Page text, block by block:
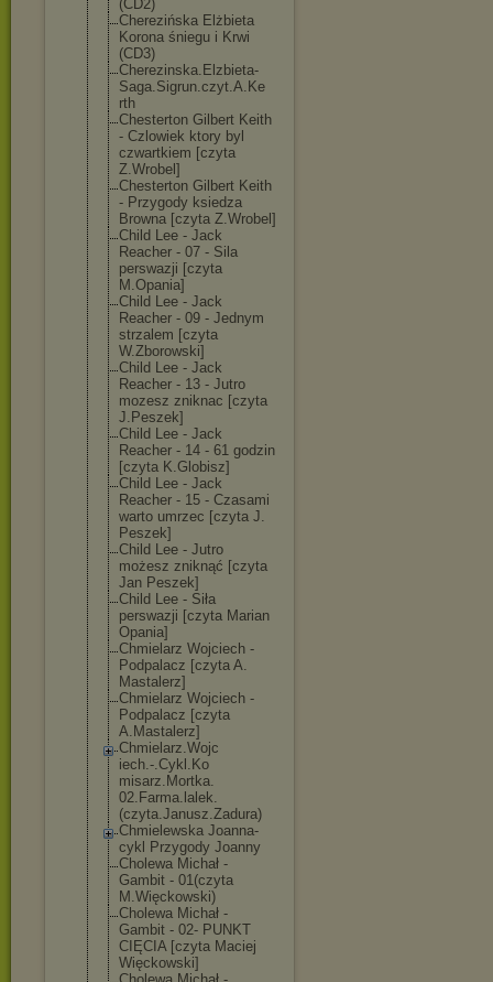
(CD2)
Cherezińska Elżbieta
Korona śniegu i Krwi
(CD3)
Cherezinska.El zbieta-
Saga.Sigrun.czyt.A.Ke
rth
Chesterton Gilbert Keith
- Czlowiek ktory byl
czwartkiem [czyta
Z.Wrobel]
Chesterton Gilbert Keith
- Przygody ksiedza
Browna [czyta Z.Wrobel]
Child Lee - Jack
Reacher - 07 - Sila
perswazji [czyta
M.Opania]
Child Lee - Jack
Reacher - 09 - Jednym
strzalem [czyta
W.Zborowski]
Child Lee - Jack
Reacher - 13 - Jutro
mozesz zniknac [czyta
J.Peszek]
Child Lee - Jack
Reacher - 14 - 61 godzin
[czyta K.Globisz]
Child Lee - Jack
Reacher - 15 - Czasami
warto umrzec [czyta J.
Peszek]
Child Lee - Jutro
możesz zniknąć [czyta
Jan Peszek]
Child Lee - Siła
perswazji [czyta Marian
Opania]
Chmielarz Wojciech -
Podpalacz [czyta A.
Mastalerz]
Chmielarz Wojciech -
Podpalacz [czyta
A.Mastalerz]
Chmielarz.Wojc
iech.-.Cykl.Ko
misarz.Mortka.
02.Farma.lalek.
(czyta.Janusz.Zadura)
Chmielewska Joanna-
cykl Przygody Joanny
Cholewa Michał -
Gambit - 01(czyta
M.Więckowski)
Cholewa Michał -
Gambit - 02- PUNKT
CIĘCIA [czyta Maciej
Więckowski]